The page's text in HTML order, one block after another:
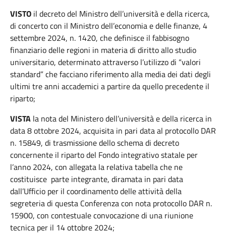
VISTO il decreto del Ministro dell’università e della ricerca,
di concerto con il Ministro dell’economia e delle finanze, 4
settembre 2024, n. 1420, che definisce il fabbisogno
finanziario delle regioni in materia di diritto allo studio
universitario, determinato attraverso l’utilizzo di “valori
standard” che facciano riferimento alla media dei dati degli
ultimi tre anni accademici a partire da quello precedente il
riparto;
VISTA la nota del Ministero dell’università e della ricerca in
data 8 ottobre 2024, acquisita in pari data al protocollo DAR
n. 15849, di trasmissione dello schema di decreto
concernente il riparto del Fondo integrativo statale per
l’anno 2024, con allegata la relativa tabella che ne
costituisce parte integrante, diramata in pari data
dall’Ufficio per il coordinamento delle attività della
segreteria di questa Conferenza con nota protocollo DAR n.
15900, con contestuale convocazione di una riunione
tecnica per il 14 ottobre 2024;